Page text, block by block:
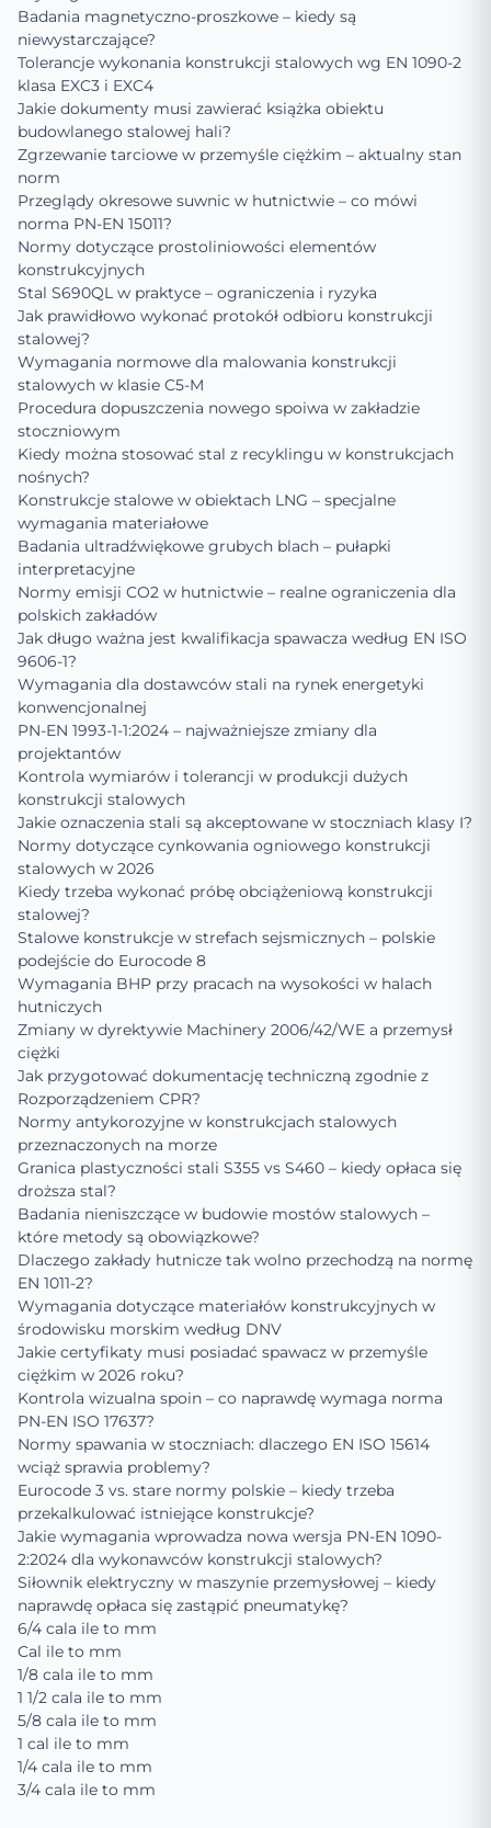
Badania magnetyczno-proszkowe – kiedy są
niewystarczające?
Tolerancje wykonania konstrukcji stalowych wg EN 1090-2
klasa EXC3 i EXC4
Jakie dokumenty musi zawierać książka obiektu
budowlanego stalowej hali?
Zgrzewanie tarciowe w przemyśle ciężkim – aktualny stan
norm
Przeglądy okresowe suwnic w hutnictwie – co mówi
norma PN-EN 15011?
Normy dotyczące prostoliniowości elementów
konstrukcyjnych
Stal S690QL w praktyce – ograniczenia i ryzyka
Jak prawidłowo wykonać protokół odbioru konstrukcji
stalowej?
Wymagania normowe dla malowania konstrukcji
stalowych w klasie C5-M
Procedura dopuszczenia nowego spoiwa w zakładzie
stoczniowym
Kiedy można stosować stal z recyklingu w konstrukcjach
nośnych?
Konstrukcje stalowe w obiektach LNG – specjalne
wymagania materiałowe
Badania ultradźwiękowe grubych blach – pułapki
interpretacyjne
Normy emisji CO2 w hutnictwie – realne ograniczenia dla
polskich zakładów
Jak długo ważna jest kwalifikacja spawacza według EN ISO
9606-1?
Wymagania dla dostawców stali na rynek energetyki
konwencjonalnej
PN-EN 1993-1-1:2024 – najważniejsze zmiany dla
projektantów
Kontrola wymiarów i tolerancji w produkcji dużych
konstrukcji stalowych
Jakie oznaczenia stali są akceptowane w stoczniach klasy I?
Normy dotyczące cynkowania ogniowego konstrukcji
stalowych w 2026
Kiedy trzeba wykonać próbę obciążeniową konstrukcji
stalowej?
Stalowe konstrukcje w strefach sejsmicznych – polskie
podejście do Eurocode 8
Wymagania BHP przy pracach na wysokości w halach
hutniczych
Zmiany w dyrektywie Machinery 2006/42/WE a przemysł
ciężki
Jak przygotować dokumentację techniczną zgodnie z
Rozporządzeniem CPR?
Normy antykorozyjne w konstrukcjach stalowych
przeznaczonych na morze
Granica plastyczności stali S355 vs S460 – kiedy opłaca się
droższa stal?
Badania nieniszczące w budowie mostów stalowych –
które metody są obowiązkowe?
Dlaczego zakłady hutnicze tak wolno przechodzą na normę
EN 1011-2?
Wymagania dotyczące materiałów konstrukcyjnych w
środowisku morskim według DNV
Jakie certyfikaty musi posiadać spawacz w przemyśle
ciężkim w 2026 roku?
Kontrola wizualna spoin – co naprawdę wymaga norma
PN-EN ISO 17637?
Normy spawania w stoczniach: dlaczego EN ISO 15614
wciąż sprawia problemy?
Eurocode 3 vs. stare normy polskie – kiedy trzeba
przekalkulować istniejące konstrukcje?
Jakie wymagania wprowadza nowa wersja PN-EN 1090-
2:2024 dla wykonawców konstrukcji stalowych?
Siłownik elektryczny w maszynie przemysłowej – kiedy
naprawdę opłaca się zastąpić pneumatykę?
6/4 cala ile to mm
Cal ile to mm
1/8 cala ile to mm
1 1/2 cala ile to mm
5/8 cala ile to mm
1 cal ile to mm
1/4 cala ile to mm
3/4 cala ile to mm